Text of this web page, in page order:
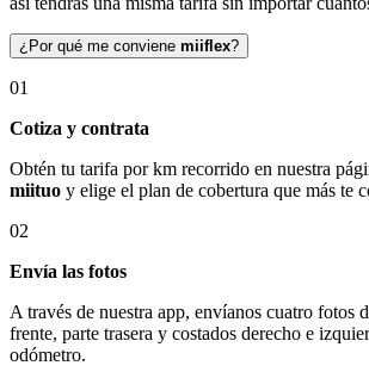
¿Por qué me conviene miiflex?
01
Cotiza y contrata
Obtén tu tarifa por km recorrido en nuestra
miituo y elige el plan de cobertura que más te
02
Envía las fotos
A través de nuestra app, envíanos cuatro fotos
frente, parte trasera y costados derecho e
odómetro.